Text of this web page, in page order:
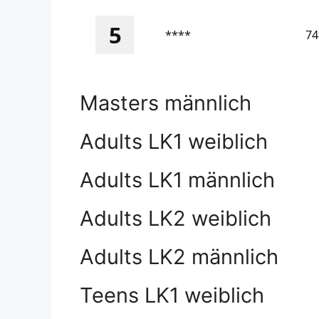
5 **** 74
Masters männlich
Adults LK1 weiblich
Adults LK1 männlich
Adults LK2 weiblich
Adults LK2 männlich
Teens LK1 weiblich